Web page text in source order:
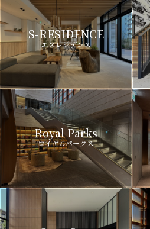
S-RESIDENCE
エスレジデンス
Royal Parks
ロイヤルパークス